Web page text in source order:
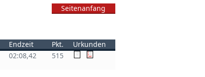
Seitenanfang
Endzeit Pkt.
Urkunden
02:08,42 515